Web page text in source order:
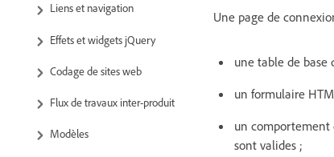
Liens et navigation
Effets et widgets jQuery
Codage de sites web
Flux de travaux inter-produit
Modèles
Une page de
une table de base
un formulaire
un comportement
sont valides ;